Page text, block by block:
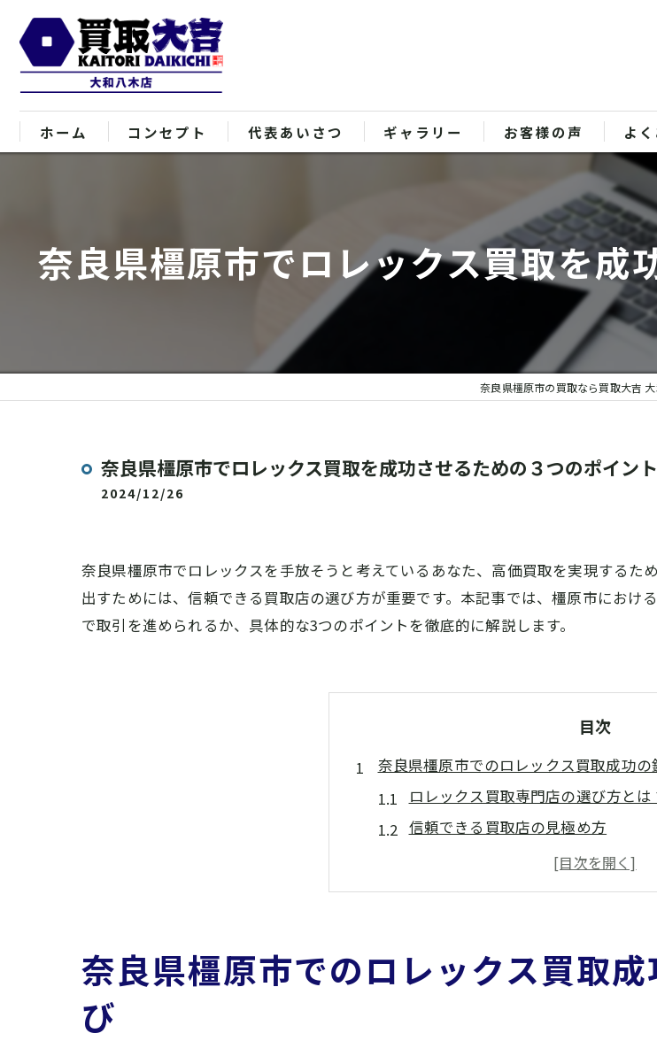
ホーム コンセプト 代表あいさつ ギャラリー お客様の声 よ
奈良県橿原市でロレックス買取を成
奈良県橿原市の買取なら買取大吉
奈良県橿原市でロレックス買取を成功させるための３つのポイント
2024/12/26
奈良県橿原市でロレックスを手放そうと考えているあなた、高価買取を実現する
出すためには、信頼できる買取店の選び方が重要です。本記事では、橿原市にお
で取引を進められるか、具体的な3つのポイントを徹底的に解説します。
目次
奈良県橿原市でのロレックス買取成功
ロレックス買取専門店の選び方とは
信頼できる買取店の見極め方
奈良県橿原市で評判のロレックス買
専門店が提供するサービスをチェッ
ロレックス買取で失敗しないため
ロレックス買取を有利に進めるための
奈良県橿原市でのロレックス買取
び